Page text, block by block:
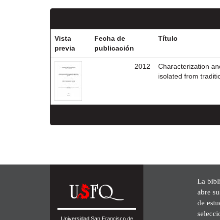
Vista
previa
Fecha de
publicación
Título
2012
Characterization
isolated from
Universidad San Francisco de
La
abre
de